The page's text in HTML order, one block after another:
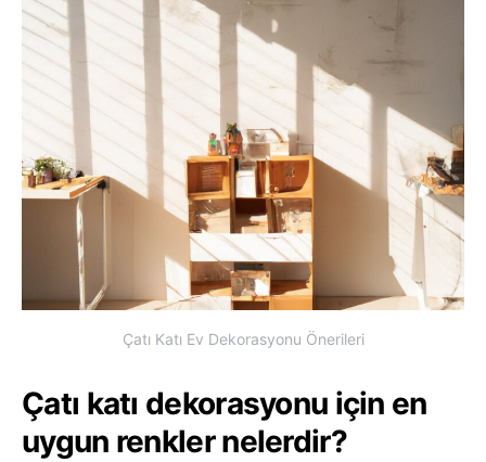
Çatı Katı Ev Dekorasyonu Önerileri
Çatı katı dekorasyonu için en
uygun renkler nelerdir?